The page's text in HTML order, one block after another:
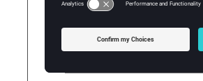
Il est accessible via le bouton